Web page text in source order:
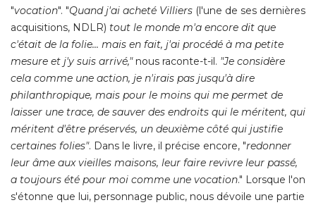
cela comme une action, je n'irais pas jusqu'à dire
philanthropique, mais pour le moins qui me permet de
laisser une trace, de sauver des endroits qui le méritent, qui
méritent d'être préservés, un deuxième côté qui justifie
certaines folies". Dans le livre, il précise encore, "redonner
leur âme aux vieilles maisons, leur faire revivre leur passé,
a toujours été pour moi comme une vocation." Lorsque l'on
s'étonne que lui, personnage public, nous dévoile une partie
de son "intimité domestique", comme il l'appelle, que cela
soit à travers ce livre ou lors des visites des châteaux
organisées l'été, il nous explique qu'il "essaie de garder le
même esprit de châtelain, de l'époque"mais surtout, dit-il